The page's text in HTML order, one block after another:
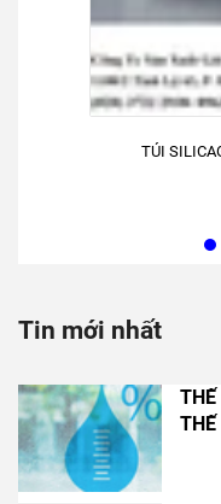
Tin mới nhất